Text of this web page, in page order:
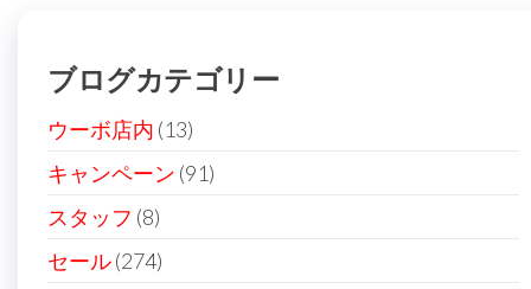
ー
ジ
送
り
ブログカテゴリー
ウーボ店内 (13)
キャンペーン (91)
スタッフ (8)
セール(274)